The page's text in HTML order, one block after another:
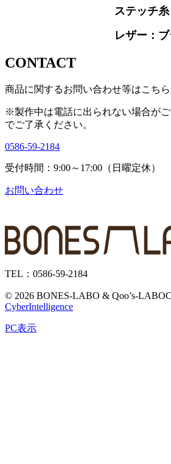
ステッチ糸：レ
レザー：ブラ
CONTACT
商品に関するお問い合わせ等はこち
※製作中は電話に出られない場合が
でご了承ください。
0586-59-2184
受付時間：9:00～17:00（日曜定休）
お問い合わせ
TEL：0586-59-2184
© 2026 BONES-LABO & Qoo’s-LABO
CyberIntelligence
PC表示